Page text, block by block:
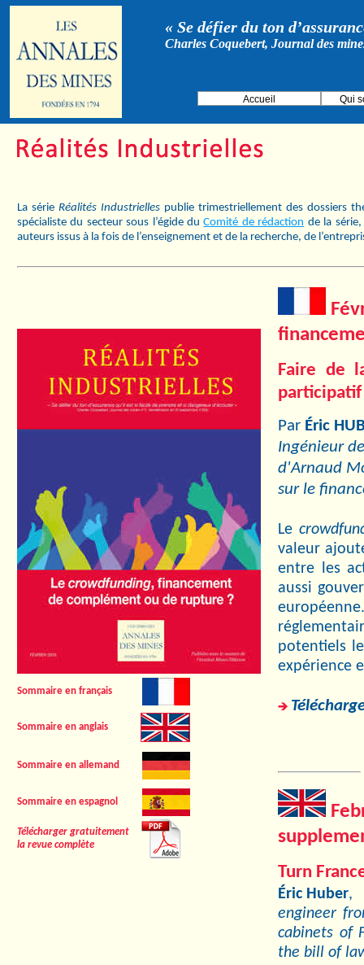
« Se défier du ton
Charles Coquebert, Journal des
Accueil Qui
La série Réalités Industrielles publie trimestriellement des dossiers
spécialiste du secteur sous l’égide duComité de rédaction de la
auteurs issus à la fois de l’enseignement et de la recherche, de
Sommaire en français
Sommaire en anglais
Sommaire en allemand
Sommaire en espagnol
Télécharger gratuitement
la revue complète
Faire de
participatif
Par Éric
Ingénieur
d'Arnaud
sur le
Le
valeur
entre les
aussi
potentiels
expérience
Turn
Éric Huber,
engineer
cabinets of
the bill of